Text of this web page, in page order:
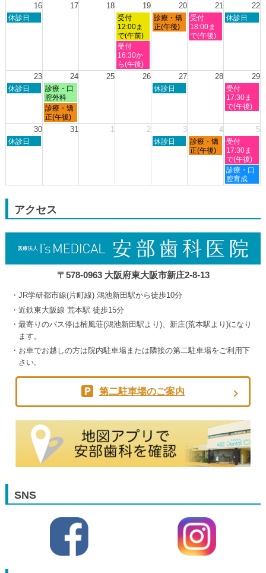
8
月
8
月
12th
2026
8
月
13th
8
月
14th
2026
8
月
16 17 18 19 20 21 22
日
2026
休診日
水
曜
日,
8
月
19th
2026
受付
12:00ま
で(午前)
木
曜
2026
診療・矯
正(午後)
金
曜
日,
2026
受付
18:00ま
で(午後)
土
2026
休診日
水
曜
日,
8
受付
16:30か
ら(午後)
23 24 25 26 27 28 29
日
月
2026
休診日
月
曜
日,
8
月
診療・口
腔外科
木
月
2026
休診日
土
曜
日,
月
2026
受付
17:30ま
で(午後)
月
曜
日,
診療・矯
正(午後)
30 31 1 2 3 4 5
日
30th
休診日
木
3rd
休診日
金
曜
4th
診療・矯
正(午後)
土
曜
日,
9
月
5th
受付
17:30ま
で(午後)
土
曜
日,
診療・口
腔育成
アクセス
〒578-0963 大阪府東大阪市新庄2-8-13
JR学研都市線(片町線) 鴻池新田駅から徒歩10分
近鉄東大阪線 荒本駅 徒歩15分
最寄りのバス停は楠風荘(鴻池新田駅より)、新庄(荒本駅より)になり
ます。
お車でお越しの方は院内駐車場または隣接の第二駐車場をご利用下
さい。
第二駐車場のご案内
SNS